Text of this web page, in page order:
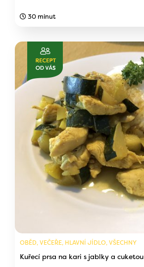
30 minut
OBĚD, VEČEŘE, HLAVNÍ JÍDLO, VŠECHNY
Kuřecí prsa na kari s jablky a cuketou